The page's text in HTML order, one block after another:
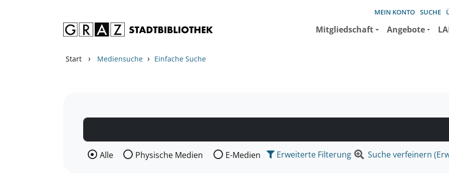
MEIN KONTO SUCHE
Mitgliedschaft Angebote
Start › Mediensuche › Einfache Suche
Wählen Sie die Medienart nach der Sie suchen wollen.
Alle Physische Medien E-Medien Erweiterte Filterung Suche verfeinern